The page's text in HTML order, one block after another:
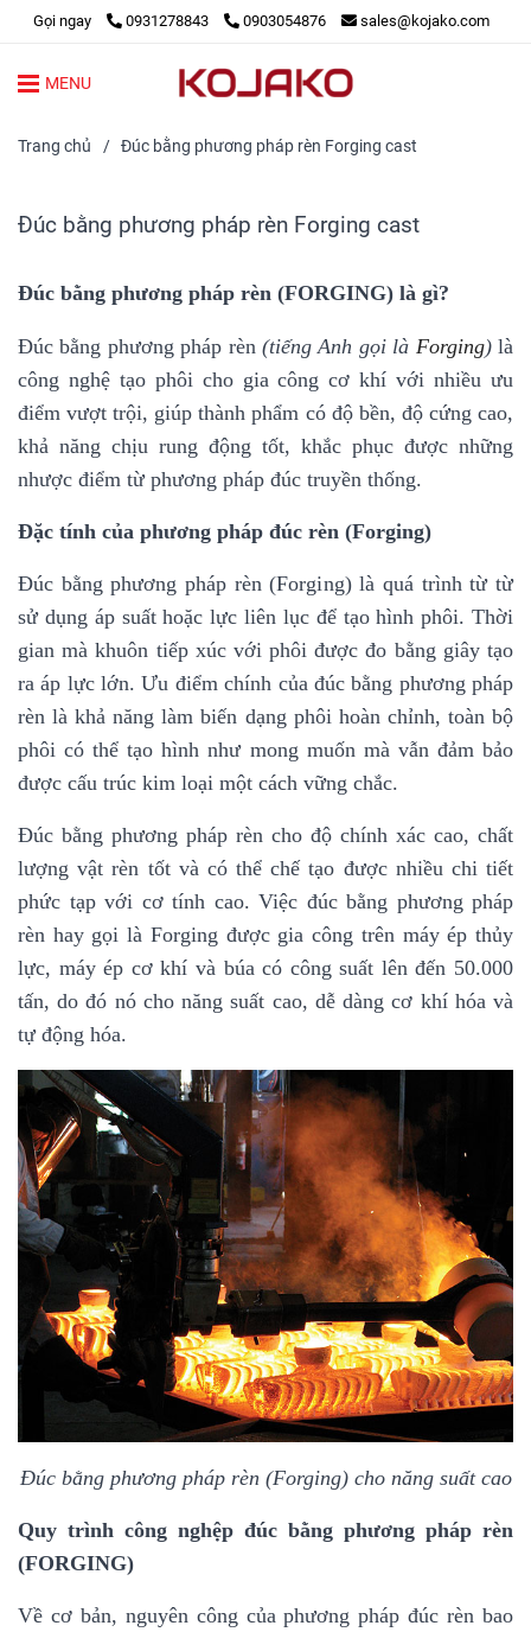
Gọi ngay 0931278843 0903054876 sales@kojako.com
MENU
Trang chủ / Đúc bằng phương pháp rèn Forging cast
Đúc bằng phương pháp rèn Forging cast
Đúc bằng phương pháp rèn (FORGING) là gì?
Đúc bằng phương pháp rèn (tiếng Anh gọi là Forging)là
công nghệ tạo phôi cho gia công cơ khí với nhiều ưu
điểm vượt trội, giúp thành phẩm có độ bền, độ cứng cao,
khả năng chịu rung động tốt, khắc phục được những
nhược điểm từ phương pháp đúc truyền thống.
Đặc tính của phương pháp đúc rèn (Forging)
Đúc bằng phương pháp rèn (Forging) là quá trình từ từ
sử dụng áp suất hoặc lực liên lục để tạo hình phôi. Thời
gian mà khuôn tiếp xúc với phôi được đo bằng giây tạo
ra áp lực lớn. Ưu điểm chính của đúc bằng phương pháp
rèn là khả năng làm biến dạng phôi hoàn chỉnh, toàn bộ
phôi có thể tạo hình như mong muốn mà vẫn đảm bảo
được cấu trúc kim loại một cách vững chắc.
Đúc bằng phương pháp rèn cho độ chính xác cao, chất
lượng vật rèn tốt và có thể chế tạo được nhiều chi tiết
phức tạp với cơ tính cao. Việc đúc bằng phương pháp
rèn hay gọi là Forging được gia công trên máy ép thủy
lực, máy ép cơ khí và búa có công suất lên đến 50.000
tấn, do đó nó cho năng suất cao, dễ dàng cơ khí hóa và
tự động hóa.
Đúc bằng phương pháp rèn (Forging) cho năng suất cao
Quy trình công nghệp đúc bằng phương pháp rèn
(FORGING)
Về cơ bản, nguyên công của phương pháp đúc rèn bao